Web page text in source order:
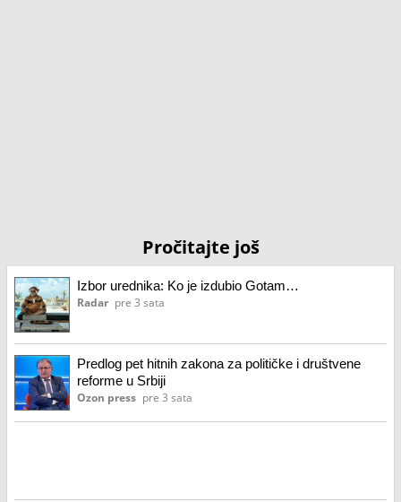
Pročitajte još
Izbor urednika: Ko je izdubio Gotam…
Radar pre 3 sata
Predlog pet hitnih zakona za političke i društvene
reforme u Srbiji
Ozon press pre 3 sata